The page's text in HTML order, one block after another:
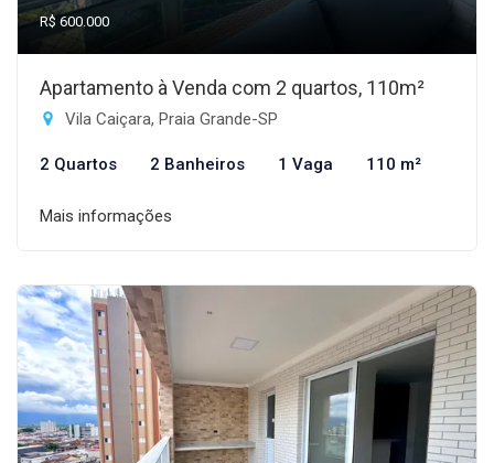
R$ 600.000
Apartamento à Venda com 2 quartos, 110m²
Vila Caiçara, Praia Grande-SP
2 Quartos 2 Banheiros 1 Vaga 110 m²
Mais informações